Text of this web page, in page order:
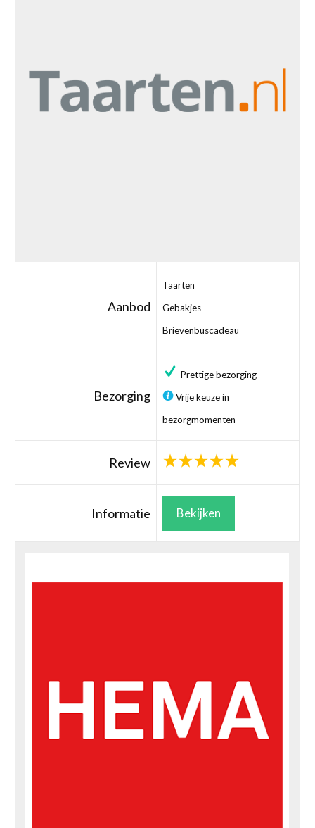
Aanbod
Taarten
Gebakjes
Brievenbuscadeau
Bezorging
Prettige bezorging
Vrije keuze in
bezorgmomenten
Review
Informatie Bekijken